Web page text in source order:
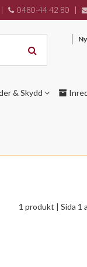
1 produkt | Sida 1
0480-44 42 80
& Skydd